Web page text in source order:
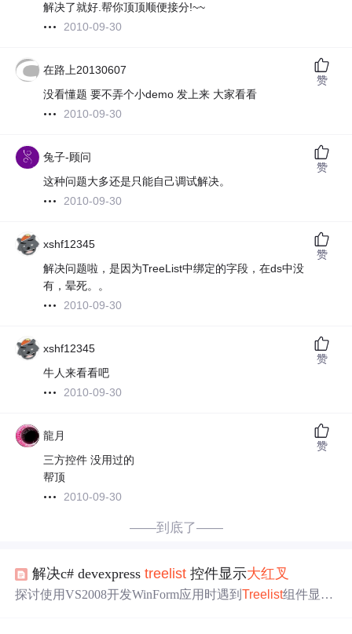
解决了就好.帮你顶顶顺便接分!~~
2010-09-30
在路上20130607
没看懂题 要不弄个小demo 发上来 大家看看
2010-09-30
赞
兔子-顾问
这种问题大多还是只能自己调试解决。
2010-09-30
赞
xshf12345
解决问题啦，是因为TreeList中绑定的字段，在ds中没
有，晕死。。
2010-09-30
赞
xshf12345
牛人来看看吧
2010-09-30
赞
龍月
三方控件 没用过的
帮顶
2010-09-30
赞
——到底了——
解决c# devexpresstree list 控件显示大红叉
探讨使用VS2008开发WinForm应用时遇到Tree list组件显示